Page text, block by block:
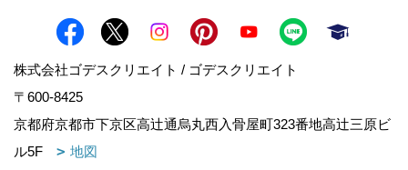
株式会社ゴデスクリエイト / ゴデスクリエイト
〒600-8425
京都府京都市下京区高辻通烏丸西入骨屋町323番地高辻三原ビ
ル5F
地図